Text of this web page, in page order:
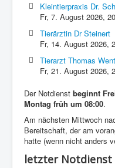
Kleintierpraxis Dr.
Fr, 7. August 2026,
Tierärztin Dr Steinert
Fr, 14. August 2026,
Tierarzt Thomas Went
Fr, 21. August 2026,
Der Notdienst beginnt
Montag früh um 08:00.
Am nächsten Mittwoch
Bereitschaft, der am
hatte (wenn nicht anders
letzter Notdienst